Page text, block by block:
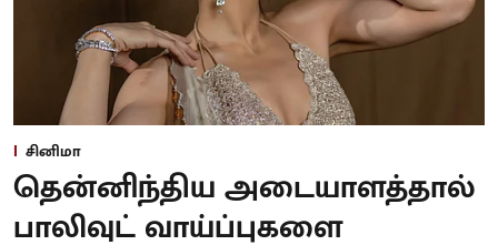
சினிமா
தென்னிந்திய அடையாளத்தால்
பாலிவுட் வாய்ப்புகளை